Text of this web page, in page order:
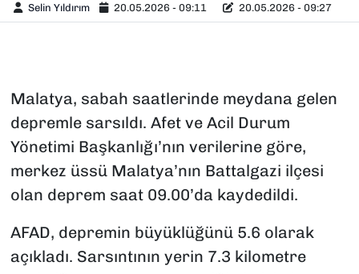
Selin Yıldırım 20.05.2026 - 09:11 20.05.2026 - 09:27
Malatya, sabah saatlerinde meydana gelen
depremle sarsıldı. Afet ve Acil Durum
Yönetimi Başkanlığı’nın verilerine göre,
merkez üssü Malatya’nın Battalgazi ilçesi
olan deprem saat 09.00’da kaydedildi.
AFAD, depremin büyüklüğünü 5.6 olarak
açıkladı. Sarsıntının yerin 7.3 kilometre